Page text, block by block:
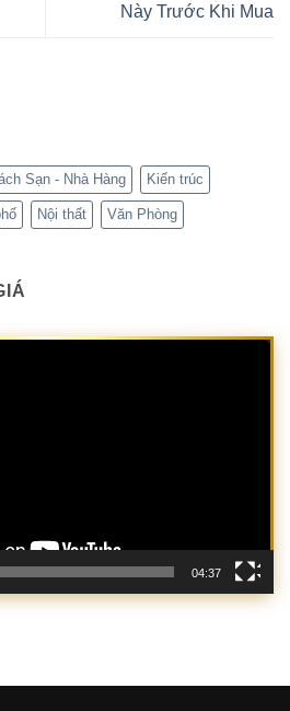
Này Trước Khi Mua
Sạn - Nhà Hàng Kiến trúc
Nội thất Văn Phòng
04:37